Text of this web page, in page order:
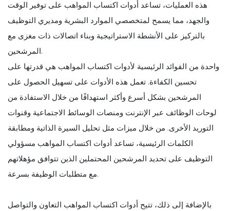
هذه العمليات، تساعد أدوات اكتساب المواهب على توفير الوقت
والجهد، مما يسمح لمتخصصي الموارد البشرية ومديري التوظيف
بالتركيز على الأنشطة الاستراتيجية وبناء اتصالات ذات مغزى مع
المرشحين.
واحدة من الفوائد الرئيسية لأدوات اكتساب المواهب هي قدرتها على
تحسين الكفاءة. تعمل هذه الأدوات على تسهيل الحصول على
المرشحين بشكل أسرع وأكثر استهدافًا من خلال الاستفادة من
لوحات الوظائف عبر الإنترنت ومنصات الوسائط الاجتماعية وقنوات
التوريد الأخرى. من خلال ميزات مثل تحليل السيرة الذاتية ومطابقة
الكلمات الرئيسية، تساعد أدوات اكتساب المواهب مسؤولي
التوظيف على تحديد المرشحين المحتملين الذين تتوافق مؤهلاتهم
مع متطلبات الوظيفة بسرعة.
بالإضافة إلى ذلك، تتيح أدوات اكتساب المواهب التعاون والتواصل